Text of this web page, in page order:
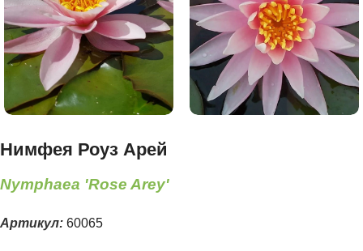
Нимфея Роуз Арей
Nymphaea 'Rose Arey'
Артикул: 60065